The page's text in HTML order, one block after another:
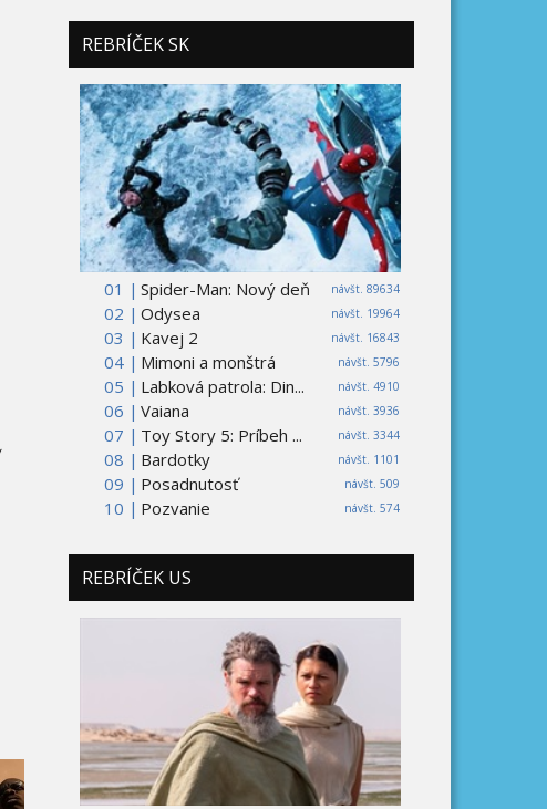
REBRÍČEK SK
01 | návšt. 89634
Spider-Man: Nový deň
02 |
návšt. 19964
Odysea
03 |
návšt. 16843
Kavej 2
04 |
návšt. 5796
Mimoni a monštrá
05 |
návšt. 4910
Labková patrola: Din...
06 |
návšt. 3936
Vaiana
07 |
návšt. 3344
Toy Story 5: Príbeh ...
08 |
návšt. 1101
Bardotky
09 |
návšt. 509
Posadnutosť
10 |
návšt. 574
Pozvanie
REBRÍČEK US